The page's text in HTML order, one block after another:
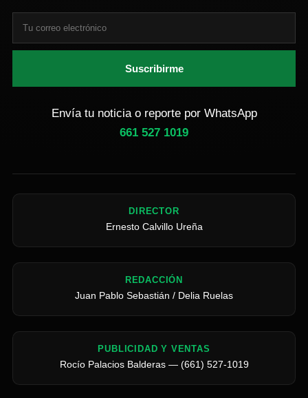
Suscribirme
Envía tu noticia o reporte por WhatsApp
661 527 1019
DIRECTOR
Ernesto Calvillo Ureña
REDACCIÓN
Juan Pablo Sebastián / Delia Ruelas
PUBLICIDAD Y VENTAS
Rocío Palacios Balderas — (661) 527-1019